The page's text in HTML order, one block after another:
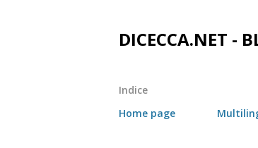
DICECCA.NET -
Indice
Home page